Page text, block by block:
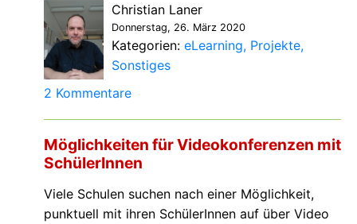
Christian Laner
Donnerstag, 26. März 2020
Kategorien: eLearning Projekte
Sonstiges
2 Kommentare
Möglichkeiten für Videokonferenzen mit
SchülerInnen
Viele Schulen suchen nach einer Möglichkeit,
punktuell mit ihren SchülerInnen auf über Video